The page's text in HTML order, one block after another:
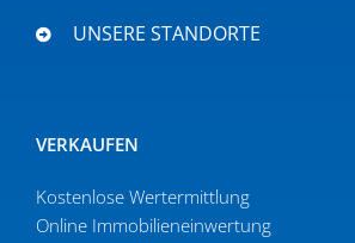
UNSERE STANDORTE
VERKAUFEN
Kostenlose Wertermittlung
Online Immobi­li­en­ein­wertung